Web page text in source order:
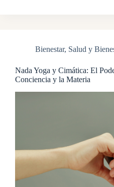
Bienestar, Salud y
Nada Yoga y Cimática: El
Conciencia y la Materia